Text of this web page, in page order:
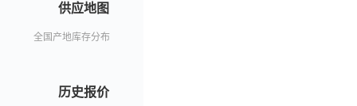
供应地图
全国产地库存分布
历史报价